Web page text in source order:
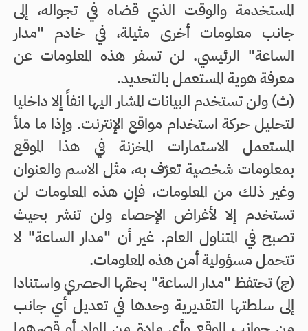
المستخدمة والوقت الذي قضاه في تجواله، إلى
جانب معلومات أخرى مثيلة، في خادم "مدار
الساعة" الرئيسي. لن تسفر هذه المعلومات عن
معرفة هوية المستعمل بالتحديد.
(ث‌) ولن تستخدم البيانات المشار اليها انفاً إلا داخليا
لتحليل حركة استخدام مواقع الإنترنت. وإذا ما ملأ
المستعمل الاستمارات المخزنة في هذا الموقع
بمعلومات شخصية تعرّف به، مثل الاسم والعنوان
وغير ذلك من المعلومات، فإن هذه المعلومات لن
تستخدم إلا لأغراض الإحصاء ولن تنشر بحيث
تصبح في المتناول العام. غير أن "مدار الساعة" لا
تتحمل مسؤولية أمن هذه المعلومات.
(ج‌) تحتفظ "مدار الساعة" بحقها الحصري واستنادا
إلى سلطتها التقديرية وحدها في تعديل أي جانب